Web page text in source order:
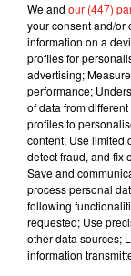
Musique
We and our (447)
your consent and/or
information on a
profiles for
advertising;
performance;
of data from
profiles to
content; Use limited
detect fraud, and fix
Save and
process personal
following
requested; Use
other data sources;
information